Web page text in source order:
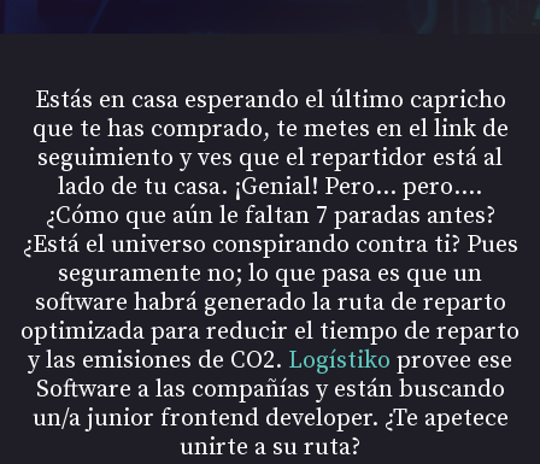
Estás en casa esperando el último capricho
que te has comprado, te metes en el link de
seguimiento y ves que el repartidor está al
lado de tu casa. ¡Genial! Pero… pero….
¿Cómo que aún le faltan 7 paradas antes?
¿Está el universo conspirando contra ti? Pues
seguramente no; lo que pasa es que un
software habrá generado la ruta de reparto
optimizada para reducir el tiempo de reparto
y las emisiones de CO2. Logístiko provee ese
Software a las compañías y están buscando
un/a junior frontend developer. ¿Te apetece
unirte a su ruta?